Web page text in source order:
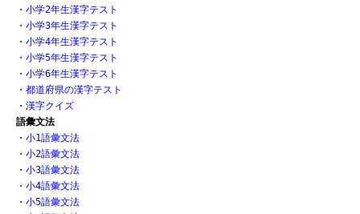
・ 小学2年生漢字テスト
・ 小学3年生漢字テスト
・ 小学4年生漢字テスト
・ 小学5年生漢字テスト
・ 小学6年生漢字テスト
・ 都道府県の漢字テスト
・ 漢字クイズ
語彙文法
・ 小1語彙文法
・ 小2語彙文法
・ 小3語彙文法
・ 小4語彙文法
・ 小5語彙文法